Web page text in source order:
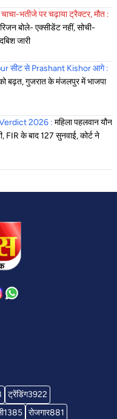
भतीजे पर चढ़ाया ट्रैक्टर, मौत :
बोले- एक्सीडेंट नहीं, सोची-
जारी
सीट से Prashant Kishor आगे :
बढ़त, गुजरात के मंजलपुर में भाजपा
2026 : महिला पहलवान यौन
के बाद 127 सुनवाई, कोर्ट ने
ट्रेंडिंग3922
1385 रोजगार881